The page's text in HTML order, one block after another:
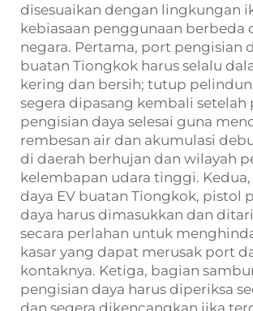
disesuaikan dengan lingkungan
kebiasaan penggunaan berbeda
negara. Pertama, port pengisian
buatan Tiongkok harus selalu
kering dan bersih; tutup
segera dipasang kembali setelah
pengisian daya selesai guna
rembesan air dan akumulasi
di daerah berhujan dan wilayah
kelembapan udara tinggi.
daya EV buatan Tiongkok, pistol
daya harus dimasukkan dan
secara perlahan untuk
kasar yang dapat merusak port
kontaknya. Ketiga, bagian
pengisian daya harus diperiksa
dan segera dikencangkan jika